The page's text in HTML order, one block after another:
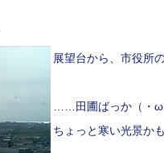
展望台から、市役所
……田圃ばっか（・ω
ちょっと寒い光景か